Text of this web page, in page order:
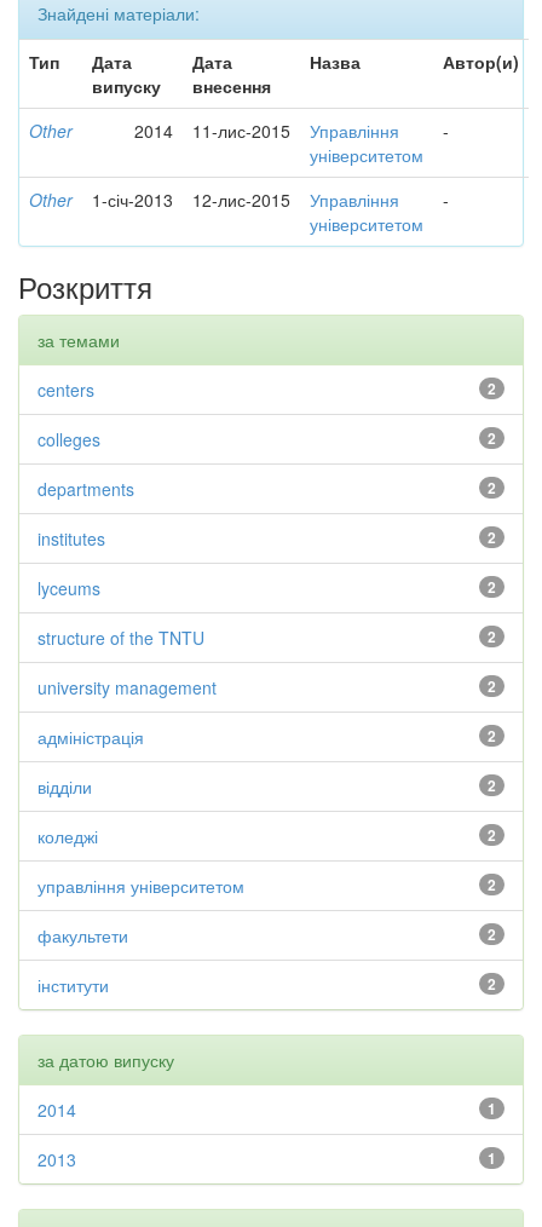
Знайдені матеріали:
Тип
Дата
випуску
Дата
внесення
Назва Автор(и)
Other 2014 11-лис-2015
Управління
університетом
-
Other 1-січ-2013 12-лис-2015
Управління
університетом
-
Розкриття
за темами
2
centers
2
colleges
2
departments
2
institutes
2
lyceums
2
structure of the TNTU
2
university management
2
адміністрація
2
відділи
2
коледжі
2
управління університетом
2
факультети
2
інститути
за датою випуску
1
2014
1
2013